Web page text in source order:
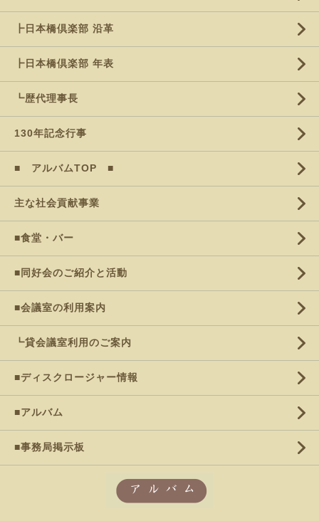
┣日本橋倶楽部 沿革
┣日本橋倶楽部 年表
┗歴代理事長
130年記念行事
■ アルバムTOP ■
主な社会貢献事業
■食堂・バー
■同好会のご紹介と活動
■会議室の利用案内
┗貸会議室利用のご案内
■ディスクロージャー情報
■アルバム
■事務局掲示板